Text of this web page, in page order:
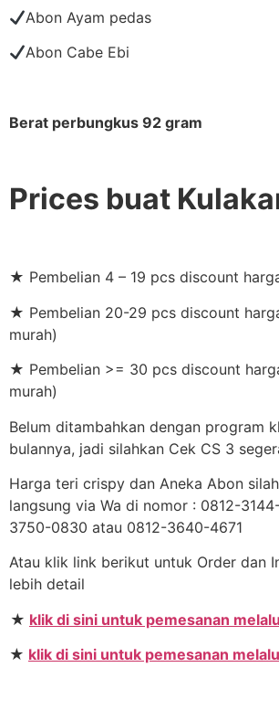
Abon Ayam pedas
Abon Cabe Ebi
Berat perbungkus 92 gram
Prices buat
★ Pembelian 4 – 19 pcs discount
★ Pembelian 20-29 pcs discount
murah)
★ Pembelian >= 30 pcs discount
murah)
Belum ditambahkan dengan program
bulannya, jadi silahkan Cek CS 3
Harga teri crispy dan Aneka Abon
langsung via Wa di nomor : 0812-
3750-0830 atau 0812-3640-4671
Atau klik link berikut untuk Order dan
lebih detail
★ klik di sini untuk pemesanan
★ klik di sini untuk pemesanan